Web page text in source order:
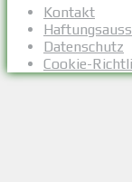
Kontakt
Datenschutz
Cookie-